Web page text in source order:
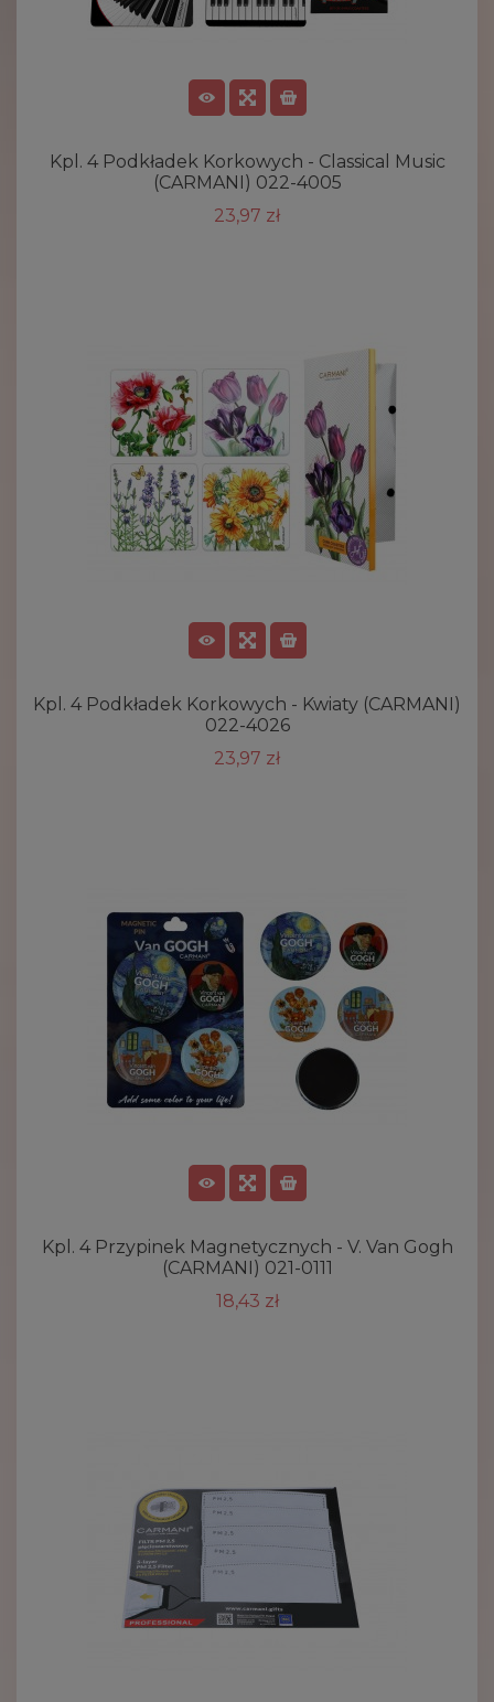
Kpl. 4 Podkładek Korkowych - Classical Music
(CARMANI) 022-4005
23,97 zł
Kpl. 4 Podkładek Korkowych - Kwiaty (CARMANI)
022-4026
23,97 zł
Kpl. 4 Przypinek Magnetycznych - V. Van Gogh
(CARMANI) 021-0111
18,43 zł